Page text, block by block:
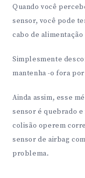
Quando você
sensor, você pode
cabo de
Simplesmente
mantenha -o fora
Ainda assim, esse
sensor é quebrado
colisão operem
sensor de airbag
problema.